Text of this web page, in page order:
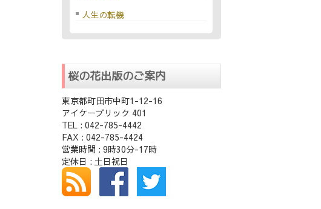
人生の転機
桜の花出版のご案内
東京都町田市中町1-12-16
アイケーブリック 401
TEL : 042-785-4442
FAX : 042-785-4424
営業時間 : 9時30分-17時
定休日 : 土日祝日